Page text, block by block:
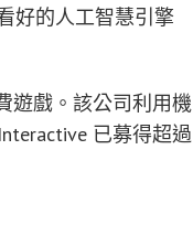
好的人工智慧引擎
遊戲。該公司利用機
已募得超過